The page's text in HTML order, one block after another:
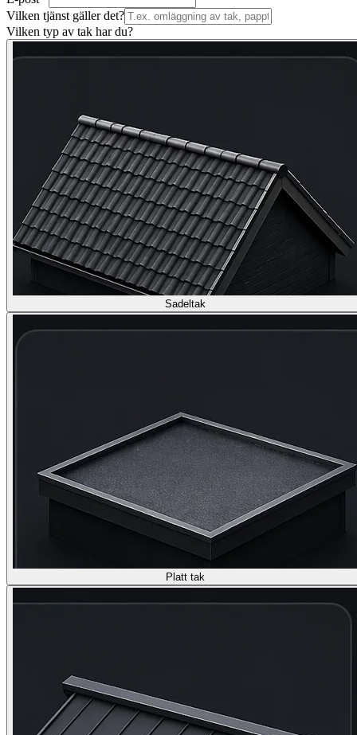
Vilken tjänst gäller det?
Vilken typ av tak har du?
Sadeltak
Platt tak